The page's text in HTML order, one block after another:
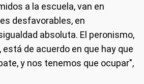
a la escuela, van en
desfavorables, en
absoluta. El peronismo,
está de acuerdo en que hay que
y nos tenemos que ocupar",